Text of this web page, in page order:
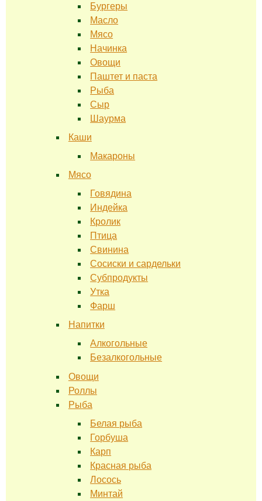
Бургеры
Масло
Мясо
Начинка
Овощи
Паштет и паста
Рыба
Сыр
Шаурма
Каши
Макароны
Мясо
Говядина
Индейка
Кролик
Птица
Свинина
Сосиски и сардельки
Субпродукты
Утка
Фарш
Напитки
Алкогольные
Безалкогольные
Овощи
Роллы
Рыба
Белая рыба
Горбуша
Карп
Красная рыба
Лосось
Минтай